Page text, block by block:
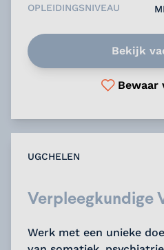
OPLEIDINGSNIVEAU
Bekijk
Bewaar
UGCHELEN
Verpleegkundige
Werk met een unieke